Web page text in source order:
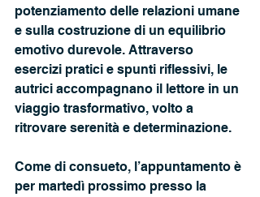
potenziamento delle relazioni umane
e sulla costruzione di un equilibrio
emotivo durevole. Attraverso
esercizi pratici e spunti riflessivi, le
autrici accompagnano il lettore in un
viaggio trasformativo, volto a
ritrovare serenità e determinazione.
Come di consueto, l’appuntamento è
per martedì prossimo presso la